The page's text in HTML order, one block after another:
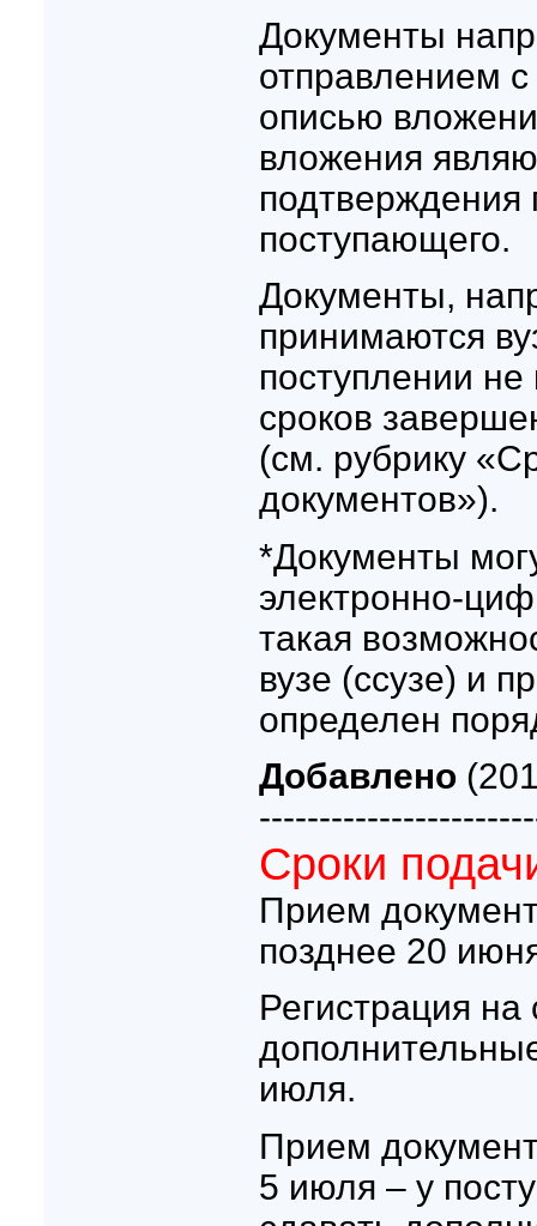
Документы
отправлением
описью
вложения
подтверждения
поступающего.
Документы,
принимаются
поступлении
сроков
(см. рубрику
документов»).
*Документы
электронно-
такая
вузе (ссузе) и
определен
Добавлено
Сроки
Прием
позднее 20
Регистрация
июля.
Прием
5 июля – у